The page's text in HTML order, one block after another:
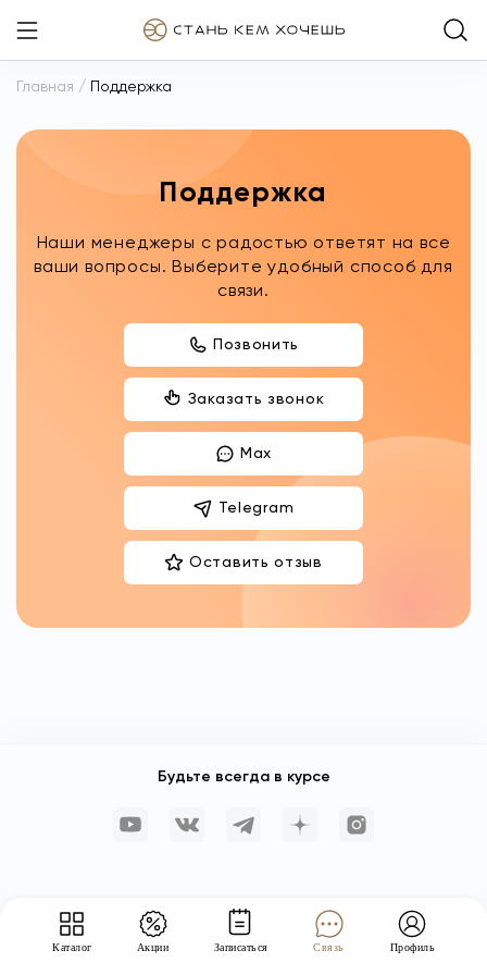
Каталог Акции Записаться Связь Профиль
Главная / Поддержка
Поддержка
Наши менеджеры с радостью ответят на все
ваши вопросы. Выберите удобный способ для
связи.
Позвонить
Заказать звонок
Max
Telegram
Оставить отзыв
Будьте всегда в курсе